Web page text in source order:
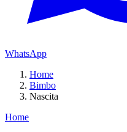
WhatsApp
Home
Bimbo
Nascita
Home